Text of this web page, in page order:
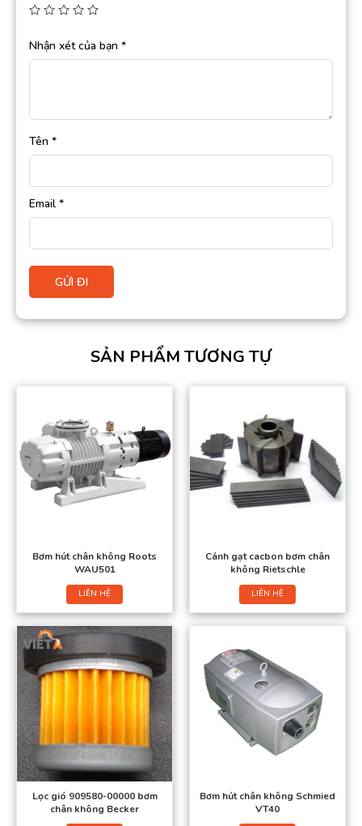
Nhận xét của bạn *
Tên *
Email *
SẢN PHẨM TƯƠNG TỰ
Bơm hút chân không Roots
WAU501
LIÊN HỆ
Cánh gạt cacbon bơm chân
không Rietschle
LIÊN HỆ
Lọc gió 909580-00000 bơm
chân không Becker
Bơm hút chân không Schmied
VT40